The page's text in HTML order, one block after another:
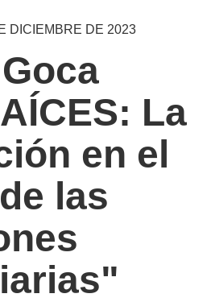
DICIEMBRE DE 2023
La
en el
las